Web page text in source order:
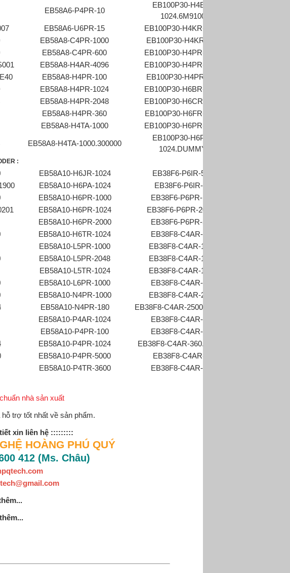
EB58A6-P4PR-10
EB100P30-H4ER-
1024.6M9100
EB58A6-U6PR-15 EB100P30-H4KR-1024
EB58A8-C4PR-1000 EB100P30-H4KR-360
EB58A8-C4PR-600 EB100P30-H4PR-1000
EB58A8-H4AR-4096 EB100P30-H4PR-1024
EB58A8-H4PR-100 EB100P30-H4PR-512
EB58A8-H4PR-1024 EB100P30-H6BR-1024
EB58A8-H4PR-2048 EB100P30-H6CR-1024
EB58A8-H4PR-360 EB100P30-H6FR-1024
EB58A8-H4TA-1000 EB100P30-H6PR-1024
EB58A8-H4TA-1000.300000
EB100P30-H6PR-
1024.DUMMY
:
EB58A10-H6JR-1024 EB38F6-P6IR-500
EB58A10-H6PA-1024 EB38F6-P6IR-60
EB58A10-H6PR-1000 EB38F6-P6PR-100
EB58A10-H6PR-1024 EB38F6-P6PR-2000L
EB58A10-H6PR-2000 EB38F6-P6PR-500
EB58A10-H6TR-1024 EB38F8-C4AR-100
EB58A10-L5PR-1000 EB38F8-C4AR-1000
EB58A10-L5PR-2048 EB38F8-C4AR-1024
EB58A10-L5TR-1024 EB38F8-C4AR-1200
EB58A10-L6PR-1000 EB38F8-C4AR-200
EB58A10-N4PR-1000 EB38F8-C4AR-2500
EB58A10-N4PR-180 EB38F8-C4AR-2500.1N0400
EB58A10-P4AR-1024 EB38F8-C4AR-300
EB58A10-P4PR-100 EB38F8-C4AR-360
EB58A10-P4PR-1024 EB38F8-C4AR-360.300009
EB58A10-P4PR-5000 EB38F8-C4AR-50
EB58A10-P4TR-3600 EB38F8-C4AR-500
nhà sản xuất
trợ tốt nhất về sản phẩm.
xin liên hệ :::::::::
HOÀNG PHÚ QUÝ
412 (Ms. Châu)